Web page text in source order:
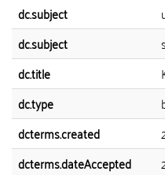
dc.subject
dc.subject
dc.title
dc.type
dcterms.created
dcterms.dateAccepted